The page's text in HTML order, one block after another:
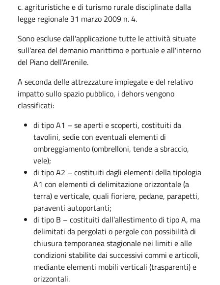
c. agrituristiche e di turismo rurale disciplinate dalla
legge regionale 31 marzo 2009 n. 4.
Sono escluse dall'applicazione tutte le attività situate
sull’area del demanio marittimo e portuale e all'interno
del Piano dell'Arenile.
A seconda delle attrezzature impiegate e del relativo
impatto sullo spazio pubblico, i dehors vengono
classificati:
di tipo A1 – se aperti e scoperti, costituiti da
tavolini, sedie con eventuali elementi di
ombreggiamento (ombrelloni, tende a sbraccio,
vele);
di tipo A2 – costituiti dagli elementi della tipologia
A1 con elementi di delimitazione orizzontale (a
terra) e verticale, quali fioriere, pedane, parapetti,
paraventi autoportanti;
di tipo B – costituiti dall’allestimento di tipo A, ma
delimitati da pergolati o pergole con possibilità di
chiusura temporanea stagionale nei limiti e alle
condizioni stabilite dai successivi commi e articoli,
mediante elementi mobili verticali (trasparenti) e
orizzontali.